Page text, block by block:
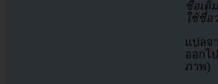
ชื่อเดิ
ใช้ชื่อ
แปลจ
ออก
ภาพ)